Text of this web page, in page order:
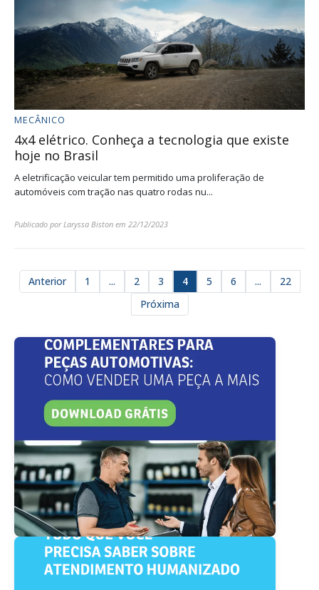
MECÂNICO
4x4 elétrico. Conheça a tecnologia que existe
hoje no Brasil
A eletrificação veicular tem permitido uma proliferação de
automóveis com tração nas quatro rodas nu...
Publicado porLaryssa Biston em 22/12/2023
Anterior 1 ... 2 3 4 5 6 ...
22
Próxima